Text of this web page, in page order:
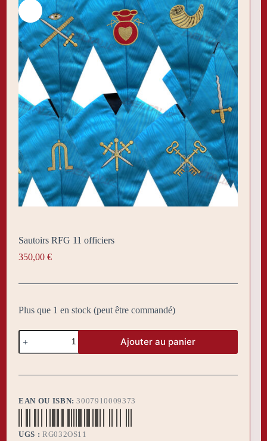
Sautoirs RFG 11 officiers
350,00 €
Plus que 1 en stock (peut être commandé)
quantité
de
Sautoirs
11
Ajouter au panier
EAN OU ISBN:3007910009373
UGS : RG032OS11